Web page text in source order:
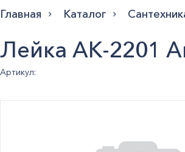
Главная Каталог
Лейка АК-2201
Артикул: